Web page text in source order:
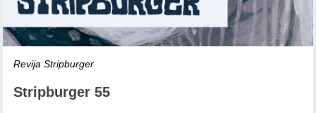
Revija Stripburger
Stripburger 55